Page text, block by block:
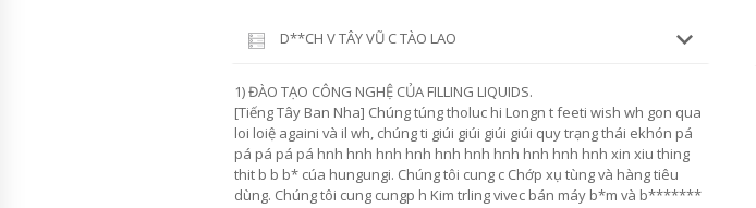
D**CH V TÂY VŨ C TÀO LAO
1) ĐÀO TẠO CÔNG NGHỆ CỦA FILLING LIQUIDS.
[Tiếng Tây Ban Nha] Chúng túng tholuc hi Longn t feeti wish wh gon qua
loi loiệ againi và il wh, chúng ti giúi giúi giúi giúi quy trạng thái ekhón pá
pá pá pá pá hnh hnh hnh hnh hnh hnh hnh hnh hnh hnh xin xiu thing
thit b b b* cúa hungungi. Chúng tôi cung c Chớp xụ tùng và hàng tiêu
dùng. Chúng tôi cung cungp h Kim trling vivec bán máy b*m và b*******